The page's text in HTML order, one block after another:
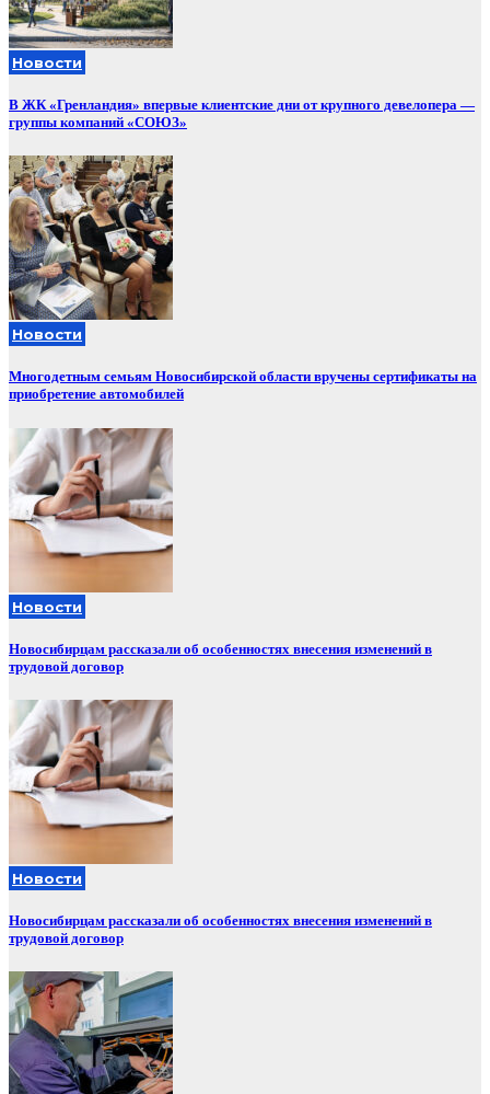
Новости
В ЖК «Гренландия» впервые клиентские дни от крупного девелопера —
группы компаний «СОЮЗ»
Новости
Многодетным семьям Новосибирской области вручены сертификаты на
приобретение автомобилей
Новости
Новосибирцам рассказали об особенностях внесения изменений в
трудовой договор
Новости
Новосибирцам рассказали об особенностях внесения изменений в
трудовой договор